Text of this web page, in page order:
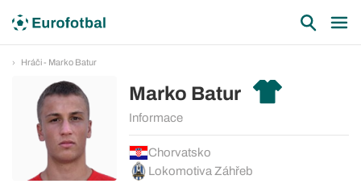
Hráči - Marko Batur
Marko Batur
Informace
Chorvatsko
Lokomotiva Záhřeb